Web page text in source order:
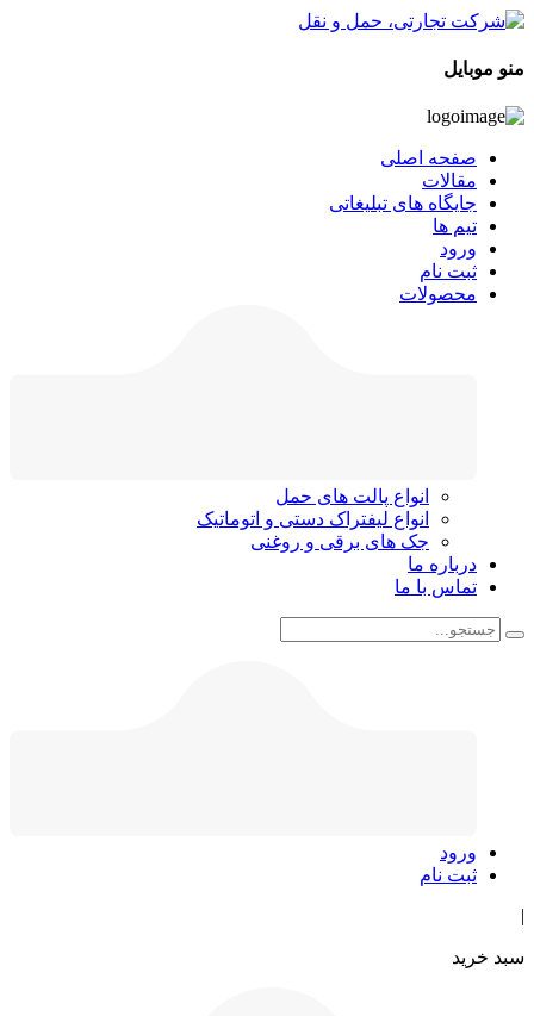
منو موبایل
صفحه اصلی
مقالات
جایگاه های تبلیغاتی
تیم ها
ورود
ثبت نام
محصولات
انواع پالت های حمل
انواع لیفتراک دستی و اتوماتیک
جک های برقی و روغنی
درباره ما
تماس با ما
ورود
ثبت نام
سبد خرید